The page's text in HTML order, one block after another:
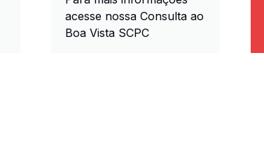
acesse nossa Consulta ao
Boa Vista SCPC